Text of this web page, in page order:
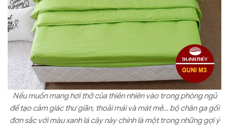
Nếu muốn mang hơi thở của thiên nhiên vào trong phòng ngủ
để tạo cảm giác thư giãn, thoải mái và mát mẻ… bộ chăn ga gối
đơn sắc với màu xanh lá cây này chính là một trong những gợi ý